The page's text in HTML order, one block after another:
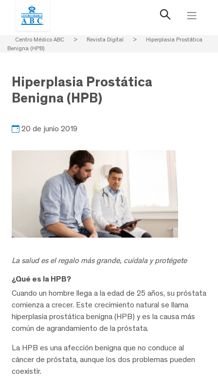
Centro Médico ABC > Revista Digital >
Hiperplasia Prostática
Benigna (HPB)
Hiperplasia Prostática
Benigna (HPB)
20 de junio 2019
La salud es el regalo más grande, cuídala y protégete
¿Qué es la HPB?
Cuando un hombre llega a la edad de 25 años, su próstata
comienza a crecer. Este crecimiento natural se llama
hiperplasia prostática benigna (HPB) y es la causa más
común de agrandamiento de la próstata.
La HPB es una afección benigna que no conduce al
cáncer de próstata, aunque los dos problemas pueden
coexistir.